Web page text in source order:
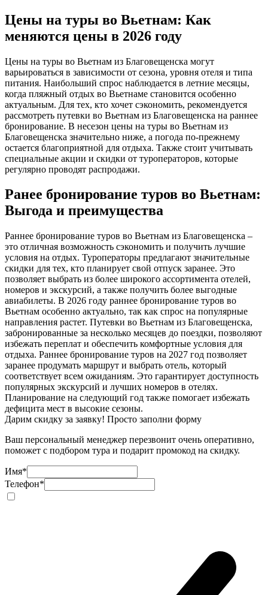
Цены на туры во Вьетнам: Как
меняются цены в 2026 году
Цены на туры во Вьетнам из Благовещенска могут
варьироваться в зависимости от сезона, уровня отеля и типа
питания. Наибольший спрос наблюдается в летние месяцы,
когда пляжный отдых во Вьетнаме становится особенно
актуальным. Для тех, кто хочет сэкономить, рекомендуется
рассмотреть путевки во Вьетнам из Благовещенска на раннее
бронирование. В несезон цены на туры во Вьетнам из
Благовещенска значительно ниже, а погода по-прежнему
остается благоприятной для отдыха. Также стоит учитывать
специальные акции и скидки от туроператоров, которые
регулярно проводят распродажи.
Ранее бронирование туров во Вьетнам:
Выгода и преимущества
Раннее бронирование туров во Вьетнам из Благовещенска –
это отличная возможность сэкономить и получить лучшие
условия на отдых. Туроператоры предлагают значительные
скидки для тех, кто планирует свой отпуск заранее. Это
позволяет выбрать из более широкого ассортимента отелей,
номеров и экскурсий, а также получить более выгодные
авиабилеты. В 2026 году раннее бронирование туров во
Вьетнам особенно актуально, так как спрос на популярные
направления растет. Путевки во Вьетнам из Благовещенска,
забронированные за несколько месяцев до поездки, позволяют
избежать переплат и обеспечить комфортные условия для
отдыха. Раннее бронирование туров на 2027 год позволяет
заранее продумать маршрут и выбрать отель, который
соответствует всем ожиданиям. Это гарантирует доступность
популярных экскурсий и лучших номеров в отелях.
Планирование на следующий год также помогает избежать
дефицита мест в высокие сезоны.
Дарим скидку за заявку! Просто заполни форму
Ваш персональный менеджер перезвонит очень оперативно,
поможет с подбором тура и подарит промокод на скидку.
Имя*
Телефон*